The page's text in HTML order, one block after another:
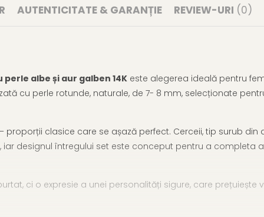
AUTENTICITATE & GARANȚIE REVIEW-URI (0)
albe și aur galben 14K este alegerea ideală pentru
cu perle rotunde, naturale, de 7- 8 mm, selecționate
clasice care se așază perfect. Cerceii, tip surub din
designul întregului set este conceput pentru a
ci o expresie a unei personalități sigure, care